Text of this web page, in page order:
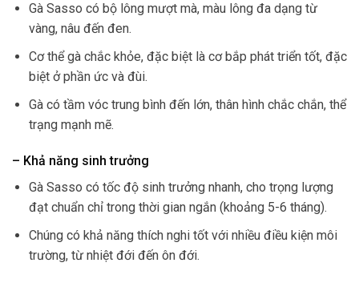
Gà Sasso có bộ lông mượt mà, màu lông đa dạng từ
vàng, nâu đến đen.
Cơ thể gà chắc khỏe, đặc biệt là cơ bắp phát triển tốt, đặc
biệt ở phần ức và đùi.
Gà có tầm vóc trung bình đến lớn, thân hình chắc chắn, thể
trạng mạnh mẽ.
– Khả năng sinh trưởng
Gà Sasso có tốc độ sinh trưởng nhanh, cho trọng lượng
đạt chuẩn chỉ trong thời gian ngắn (khoảng 5-6 tháng).
Chúng có khả năng thích nghi tốt với nhiều điều kiện môi
trường, từ nhiệt đới đến ôn đới.